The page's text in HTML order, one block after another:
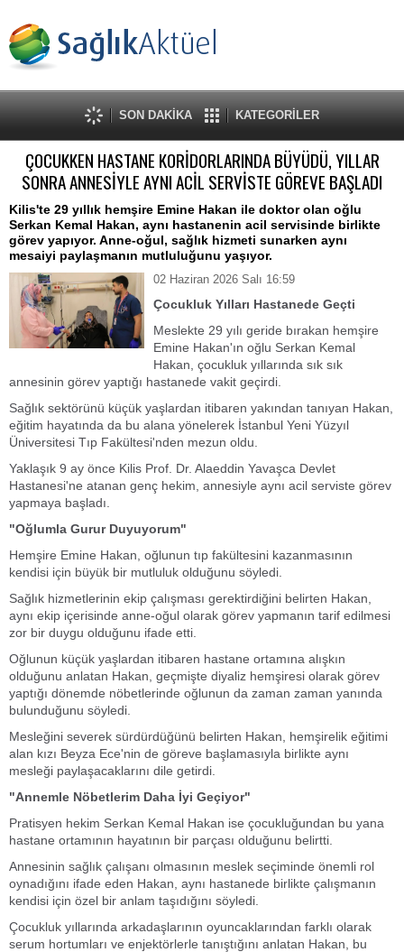
SON DAKİKA KATEGORİLER
ÇOCUKKEN HASTANE KORİDORLARINDA BÜYÜDÜ, YILLAR
SONRA ANNESİYLE AYNI ACİL SERVİSTE GÖREVE BAŞLADI
Kilis'te 29 yıllık hemşire Emine Hakan ile doktor olan oğlu
Serkan Kemal Hakan, aynı hastanenin acil servisinde birlikte
görev yapıyor. Anne-oğul, sağlık hizmeti sunarken aynı
mesaiyi paylaşmanın mutluluğunu yaşıyor.
02 Haziran 2026 Salı 16:59
Çocukluk Yılları Hastanede Geçti
Meslekte 29 yılı geride bırakan hemşire
Emine Hakan'ın oğlu Serkan Kemal
Hakan, çocukluk yıllarında sık sık
annesinin görev yaptığı hastanede vakit geçirdi.
Sağlık sektörünü küçük yaşlardan itibaren yakından tanıyan Hakan,
eğitim hayatında da bu alana yönelerek İstanbul Yeni Yüzyıl
Üniversitesi Tıp Fakültesi'nden mezun oldu.
Yaklaşık 9 ay önce Kilis Prof. Dr. Alaeddin Yavaşca Devlet
Hastanesi'ne atanan genç hekim, annesiyle aynı acil serviste görev
yapmaya başladı.
"Oğlumla Gurur Duyuyorum"
Hemşire Emine Hakan, oğlunun tıp fakültesini kazanmasının
kendisi için büyük bir mutluluk olduğunu söyledi.
Sağlık hizmetlerinin ekip çalışması gerektirdiğini belirten Hakan,
aynı ekip içerisinde anne-oğul olarak görev yapmanın tarif edilmesi
zor bir duygu olduğunu ifade etti.
Oğlunun küçük yaşlardan itibaren hastane ortamına alışkın
olduğunu anlatan Hakan, geçmişte diyaliz hemşiresi olarak görev
yaptığı dönemde nöbetlerinde oğlunun da zaman zaman yanında
bulunduğunu söyledi.
Mesleğini severek sürdürdüğünü belirten Hakan, hemşirelik eğitimi
alan kızı Beyza Ece'nin de göreve başlamasıyla birlikte aynı
mesleği paylaşacaklarını dile getirdi.
"Annemle Nöbetlerim Daha İyi Geçiyor"
Pratisyen hekim Serkan Kemal Hakan ise çocukluğundan bu yana
hastane ortamının hayatının bir parçası olduğunu belirtti.
Annesinin sağlık çalışanı olmasının meslek seçiminde önemli rol
oynadığını ifade eden Hakan, aynı hastanede birlikte çalışmanın
kendisi için özel bir anlam taşıdığını söyledi.
Çocukluk yıllarında arkadaşlarının oyuncaklarından farklı olarak
serum hortumları ve enjektörlerle tanıştığını anlatan Hakan, bu